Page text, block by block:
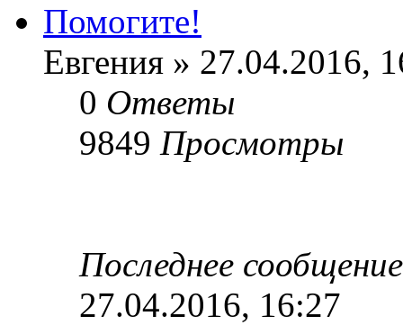
Помогите!
Евгения » 27.04.2016,
0 Ответы
9849 Просмотры
Последнее
27.04.2016, 16:27